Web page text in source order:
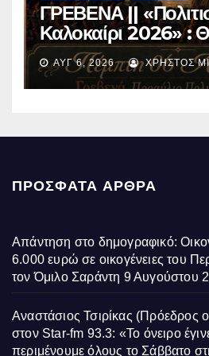
ΓΡΕΒΕΝΑ ||
Καλοκαίρι 2026» :
με την βραβευμένη
«Μικρές Ανάσες».
ΑΥΓ 6, 2026 ΧΡΉΣΤΟΣ
ΠΡΌΣΦΑΤΑ ΆΡΘΡΑ
Απάντηση στο δημογραφικό:
6.000 ευρώ σε οικογένειες του
τον Όμιλο Σαράντη 9 Αυγούστου
Αναστάσιος Τσιρίκας
στον Star-fm 93.3: «Το όνειρο
περιμένουμε όλους το Σάββατο